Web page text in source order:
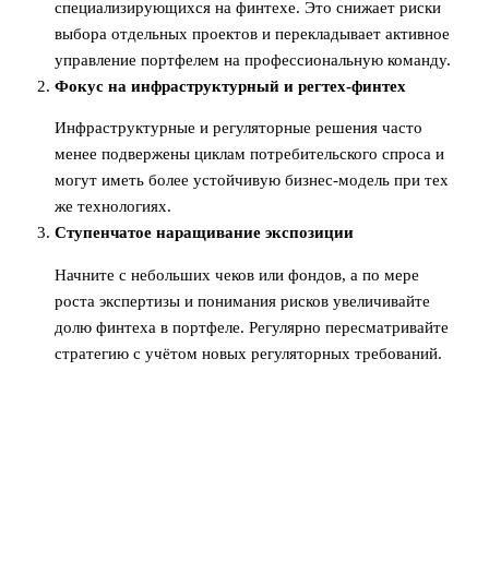
специализирующихся на финтехе. Это снижает риски
выбора отдельных проектов и перекладывает активное
управление портфелем на профессиональную команду.
Фокус на инфраструктурный и регтех‑финтех
Инфраструктурные и регуляторные решения часто
менее подвержены циклам потребительского спроса и
могут иметь более устойчивую бизнес‑модель при тех
же технологиях.
Ступенчатое наращивание экспозиции
Начните с небольших чеков или фондов, а по мере
роста экспертизы и понимания рисков увеличивайте
долю финтеха в портфеле. Регулярно пересматривайте
стратегию с учётом новых регуляторных требований.